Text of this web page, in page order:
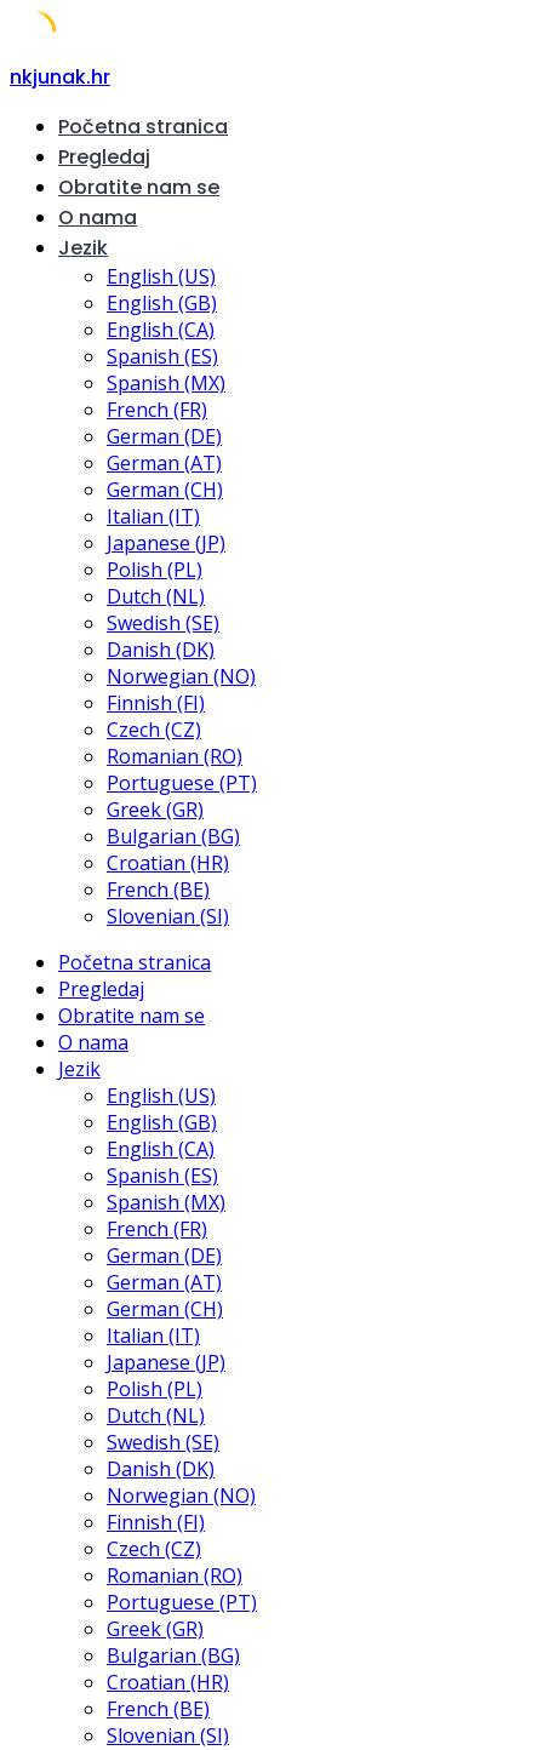
Skip
content
nkjunak.hr
Početna stranica
Pregledaj
Obratite nam se
O nama
Jezik
English (US)
English (GB)
English (CA)
Spanish (ES)
Spanish (MX)
French (FR)
German (DE)
German (AT)
German (CH)
Italian (IT)
Japanese (JP)
Polish (PL)
Dutch (NL)
Swedish (SE)
Danish (DK)
Norwegian (NO)
Finnish (FI)
Czech (CZ)
Romanian (RO)
Portuguese (PT)
Greek (GR)
Bulgarian (BG)
Croatian (HR)
French (BE)
Slovenian (SI)
Početna stranica
Pregledaj
Obratite nam se
O nama
Jezik
English (US)
English (GB)
English (CA)
Spanish (ES)
Spanish (MX)
French (FR)
German (DE)
German (AT)
German (CH)
Italian (IT)
Japanese (JP)
Polish (PL)
Dutch (NL)
Swedish (SE)
Danish (DK)
Norwegian (NO)
Finnish (FI)
Czech (CZ)
Romanian (RO)
Portuguese (PT)
Greek (GR)
Bulgarian (BG)
Croatian (HR)
French (BE)
Slovenian (SI)